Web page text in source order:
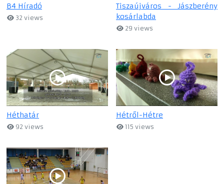
B4 Híradó
32 views
Tiszaújváros - Jászberény
kosárlabda
29 views
Héthatár
92 views
Hétről-Hétre
115 views